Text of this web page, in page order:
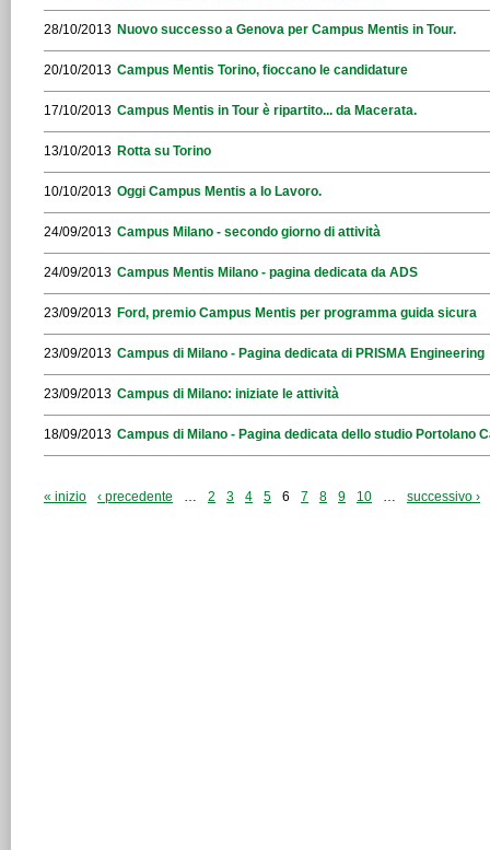
28/10/2013 Nuovo successo a Genova per Campus Mentis in Tour.
20/10/2013 Campus Mentis Torino, fioccano le candidature
17/10/2013 Campus Mentis in Tour è ripartito... da Macerata.
13/10/2013 Rotta su Torino
10/10/2013 Oggi Campus Mentis a Io Lavoro.
24/09/2013 Campus Milano - secondo giorno di attività
24/09/2013 Campus Mentis Milano - pagina dedicata da ADS
23/09/2013 Ford, premio Campus Mentis per programma guida sicura
23/09/2013 Campus di Milano - Pagina dedicata di PRISMA Engineering
23/09/2013 Campus di Milano: iniziate le attività
18/09/2013 Campus di Milano - Pagina dedicata dello studio Portolano
« inizio ‹ precedente … 2 3 4 5 6 7 8 9 10 … successivo ›